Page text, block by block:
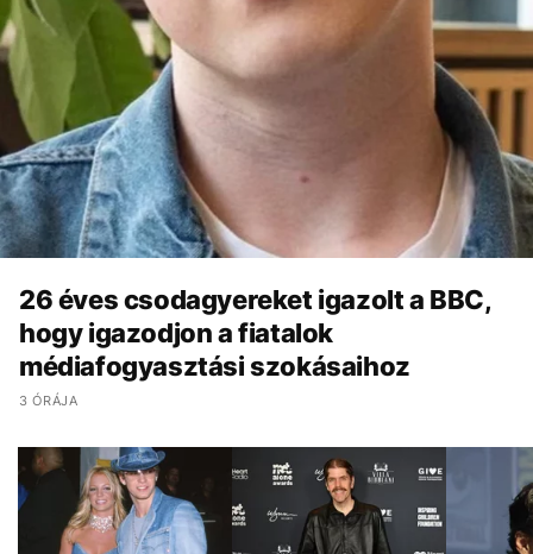
26 éves csodagyereket igazolt a BBC,
hogy igazodjon a fiatalok
médiafogyasztási szokásaihoz
3 ÓRÁJA